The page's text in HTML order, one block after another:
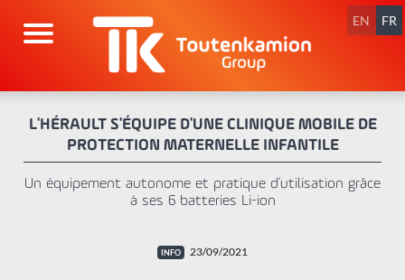
contenu
EN FR
L'HÉRAULT S'ÉQUIPE D'UNE CLINIQUE MOBILE DE
PROTECTION MATERNELLE INFANTILE
Un équipement autonome et pratique d'utilisation grâce
à ses 6 batteries Li-ion
23/09/2021